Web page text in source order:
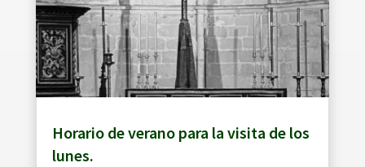
Horario de verano para la visita de los
lunes.